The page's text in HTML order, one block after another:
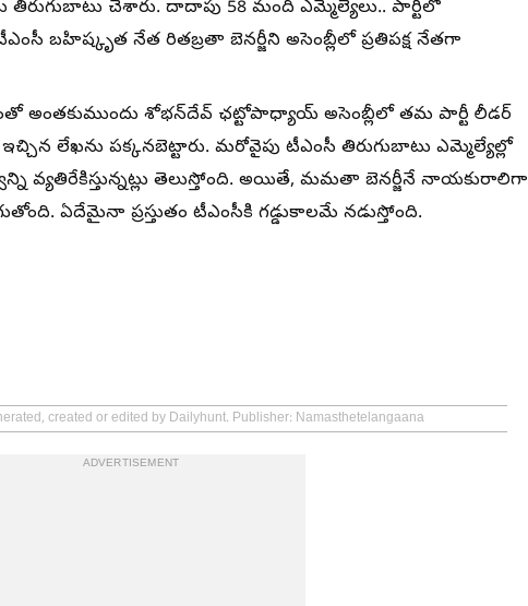
తిరుగుబాటు చేశారు. దాదాపు 58 మంది ఎమ్మెల్యేలు.. పార్టీలో
బహిష్కృత నేత రితబ్రతా బెనర్జీని అసెంబ్లీలో ప్రతిపక్ష నేతగా
అంతకుముందు శోభన్‌దేవ్ ఛట్టోపాధ్యాయ్ అసెంబ్లీలో తమ పార్టీ లీడర్
లేఖను పక్కనబెట్టారు. మరోవైపు టీఎంసీ తిరుగుబాటు ఎమ్మెల్యేల్లో
వ్యతిరేకిస్తున్నట్లు తెలుస్తోంది. అయితే, మమతా బెనర్జీనే నాయకురాలిగా
ఏదేమైనా ప్రస్తుతం టీఎంసీకి గడ్డుకాలమే నడుస్తోంది.
created or edited by Dailyhunt. Publisher: Namasthetelangaana
ADVERTISEMENT